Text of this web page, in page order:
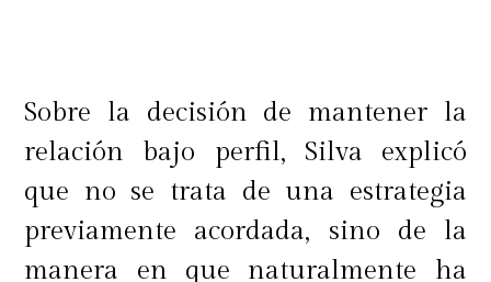
Sobre la decisión de mantener la
relación bajo perfil, Silva explicó
que no se trata de una estrategia
previamente acordada, sino de la
manera en que naturalmente ha